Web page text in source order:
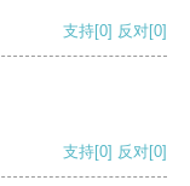
支持[0] 反对[0]
支持[0] 反对[0]